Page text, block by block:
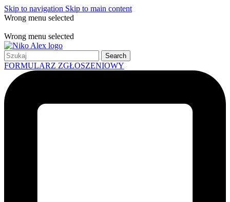
Skip to navigation Skip to main content
Wrong menu selected
Wrong menu selected
Search
FORMULARZ ZGŁOSZENIOWY